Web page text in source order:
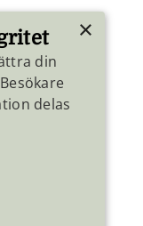
×
din
delas